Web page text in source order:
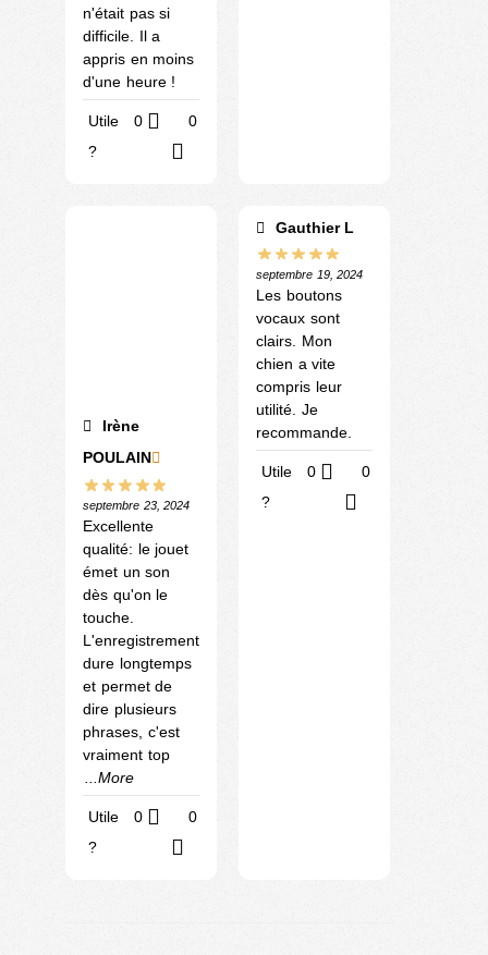
n'était pas si
difficile. Il a
appris en moins
d'une heure !
Utile
?
0 0
Irène
POULAIN
septembre 23, 2024
Excellente
qualité: le jouet
émet un son
dès qu'on le
touche.
L'enregistrement
dure longtemps
et permet de
dire plusieurs
phrases, c'est
vraiment top
...More
Utile
?
0 0
Gauthier L
septembre 19, 2024
Les boutons
vocaux sont
clairs. Mon
chien a vite
compris leur
utilité. Je
recommande.
Utile
?
0 0